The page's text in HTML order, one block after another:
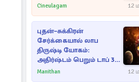
Cineulagam 12
புதன்–சுக்கிரன்
சேர்க்கையால் லாப
திருஷ்டி யோகம்:
அதிர்ஷ்டம் பெறும் டாப் 3
ராசிகள்!
Manithan 12